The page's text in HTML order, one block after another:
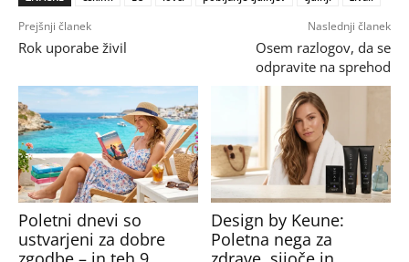
Prejšnji članek
Rok uporabe živil
Naslednji članek
Osem razlogov, da se
odpravite na sprehod
Poletni dnevi so
ustvarjeni za dobre
Design by Keune:
Poletna nega za